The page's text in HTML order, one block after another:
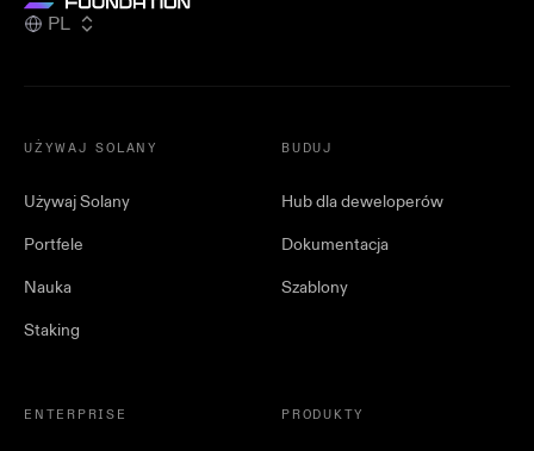
PL
UŻYWAJ SOLANY
Używaj Solany
Portfele
Nauka
Staking
BUDUJ
Hub dla deweloperów
Dokumentacja
Szablony
ENTERPRISE PRODUKTY